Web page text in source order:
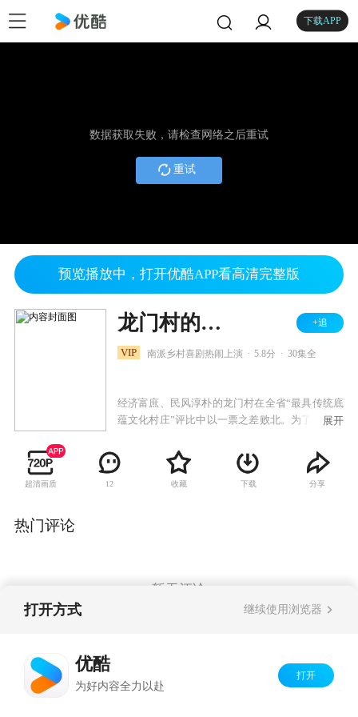
下载APP
数据获取失败，请检查网络之后重试
重试
预览播放中，打开优酷APP看高清完整版
龙门村的故事 +追
VIP 南派乡村喜剧热闹上演 5.8分 30集全
经济富庶、民风淳朴的龙门村在全省“最具传统底
蕴文化村庄”评比中以一票之差败北。为了在下次
出浑身解数，展示十八般武艺，京剧、越剧、黄
梅戏、豫剧，你方唱罢我登场，一场文化建设大
竞赛红红火火地展开了。唱戏过程中闹出不少笑
展开
超清画质 12 收藏 下载 分享
热门评论
暂无评论
打开方式 继续使用浏览器
优酷
为好内容全力以赴
打开